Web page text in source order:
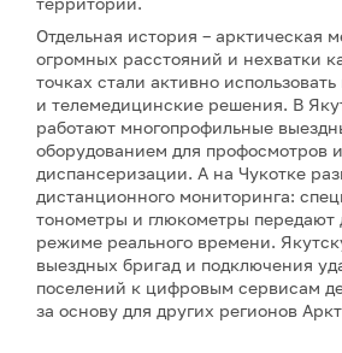
Отдельная история – арктическая
огромных расстояний и нехватки
точках стали активно
и телемедицинские решения. В
работают многопрофильные
оборудованием для профосмотров и
диспансеризации. А на Чукотке
дистанционного мониторинга:
тонометры и глюкометры
режиме реального времени.
выездных бригад и подключения
поселений к цифровым сервисам
за основу для других регионов